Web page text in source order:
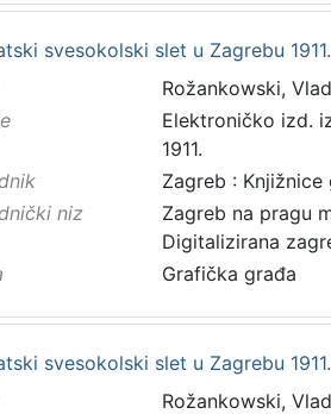
svesokolski slet u Zagrebu
Rožankowski,
Elektroničko izd.
1911.
Zagreb : Knjižnice
niz
Zagreb na pragu
Digitalizirana
Grafička građa
svesokolski slet u Zagrebu
Rožankowski,